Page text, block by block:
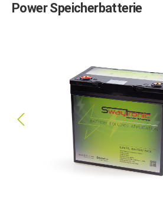
Power Speicherbatterie